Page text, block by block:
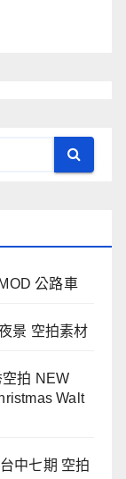
公路車
景 空拍素材
拍 NEW
Walt
中七期 空拍